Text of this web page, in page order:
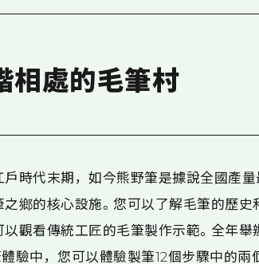
相處的毛筆村
時代末期，如今熊野筆是據說全國產量
鄉的核心設施。您可以了解毛筆的歷史
觀看傳統工匠的毛筆製作示範。全年舉
中，您可以體驗製筆12個步驟中的兩個：